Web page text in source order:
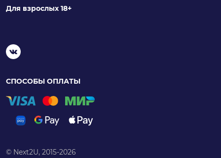
Для взрослых 18+
СПОСОБЫ ОПЛАТЫ
© Next2U, 2015-2026